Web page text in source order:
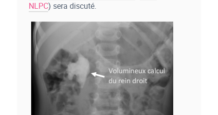
NLPC) sera discuté.